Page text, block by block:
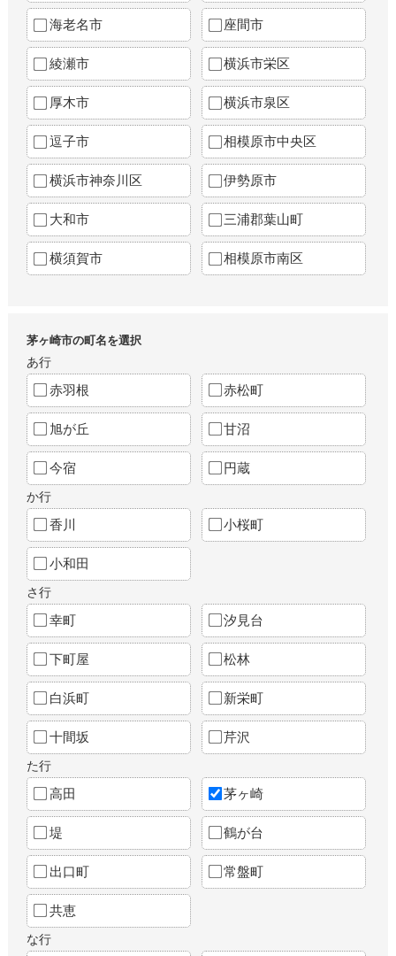
海老名市 座間市
綾瀬市 横浜市栄区
厚木市 横浜市泉区
逗子市 相模原市中央区
横浜市神奈川区 伊勢原市
大和市 三浦郡葉山町
横須賀市 相模原市南区
茅ヶ崎市の町名を選択
あ行
赤羽根 赤松町
旭が丘 甘沼
今宿 円蔵
か行
香川 小桜町
小和田
さ行
幸町 汐見台
下町屋 松林
白浜町 新栄町
十間坂 芹沢
た行
高田 茅ヶ崎
堤 鶴が台
出口町 常盤町
共恵
な行